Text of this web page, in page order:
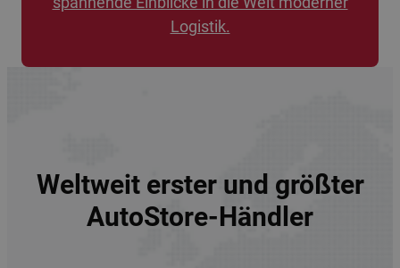
Logistik.
Weltweit erster und größter
AutoStore-Händler